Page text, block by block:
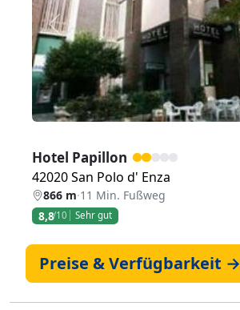
Zurück
Hotel Papillon
42020 San Polo d' Enza
866 m·11 Min. Fußweg
8,8/10 Sehr gut
Preise & Verfügbarkeit →